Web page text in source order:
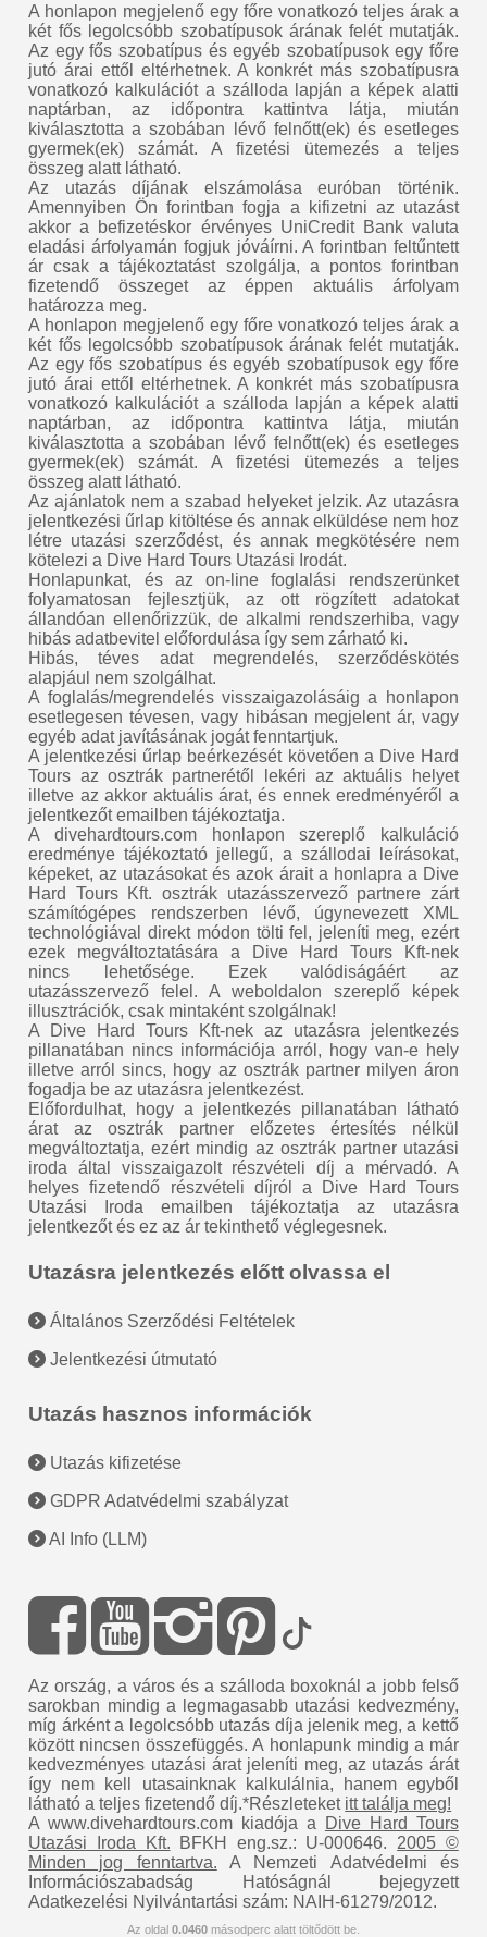
A honlapon megjelenő egy főre vonatkozó teljes árak a
két fős legolcsóbb szobatípusok árának felét mutatják.
Az egy fős szobatípus és egyéb szobatípusok egy főre
jutó árai ettől eltérhetnek. A konkrét más szobatípusra
vonatkozó kalkulációt a szálloda lapján a képek alatti
naptárban, az időpontra kattintva látja, miután
kiválasztotta a szobában lévő felnőtt(ek) és esetleges
gyermek(ek) számát. A fizetési ütemezés a teljes
összeg alatt látható.
Az utazás díjának elszámolása euróban történik.
Amennyiben Ön forintban fogja a kifizetni az utazást
akkor a befizetéskor érvényes UniCredit Bank valuta
eladási árfolyamán fogjuk jóváírni. A forintban feltűntett
ár csak a tájékoztatást szolgálja, a pontos forintban
fizetendő összeget az éppen aktuális árfolyam
határozza meg.
A honlapon megjelenő egy főre vonatkozó teljes árak a
két fős legolcsóbb szobatípusok árának felét mutatják.
Az egy fős szobatípus és egyéb szobatípusok egy főre
jutó árai ettől eltérhetnek. A konkrét más szobatípusra
vonatkozó kalkulációt a szálloda lapján a képek alatti
naptárban, az időpontra kattintva látja, miután
kiválasztotta a szobában lévő felnőtt(ek) és esetleges
gyermek(ek) számát. A fizetési ütemezés a teljes
összeg alatt látható.
Az ajánlatok nem a szabad helyeket jelzik. Az utazásra
jelentkezési űrlap kitöltése és annak elküldése nem hoz
létre utazási szerződést, és annak megkötésére nem
kötelezi a Dive Hard Tours Utazási Irodát.
Honlapunkat, és az on-line foglalási rendszerünket
folyamatosan fejlesztjük, az ott rögzített adatokat
állandóan ellenőrizzük, de alkalmi rendszerhiba, vagy
hibás adatbevitel előfordulása így sem zárható ki.
Hibás, téves adat megrendelés, szerződéskötés
alapjául nem szolgálhat.
A foglalás/megrendelés visszaigazolásáig a honlapon
esetlegesen tévesen, vagy hibásan megjelent ár, vagy
egyéb adat javításának jogát fenntartjuk.
A jelentkezési űrlap beérkezését követően a Dive Hard
Tours az osztrák partnerétől lekéri az aktuális helyet
illetve az akkor aktuális árat, és ennek eredményéről a
jelentkezőt emailben tájékoztatja.
A divehardtours.com honlapon szereplő kalkuláció
eredménye tájékoztató jellegű, a szállodai leírásokat,
képeket, az utazásokat és azok árait a honlapra a Dive
Hard Tours Kft. osztrák utazásszervező partnere zárt
számítógépes rendszerben lévő, úgynevezett XML
technológiával direkt módon tölti fel, jeleníti meg, ezért
ezek megváltoztatására a Dive Hard Tours Kft-nek
nincs lehetősége. Ezek valódiságáért az
utazásszervező felel. A weboldalon szereplő képek
illusztrációk, csak mintaként szolgálnak!
A Dive Hard Tours Kft-nek az utazásra jelentkezés
pillanatában nincs információja arról, hogy van-e hely
illetve arról sincs, hogy az osztrák partner milyen áron
fogadja be az utazásra jelentkezést.
Előfordulhat, hogy a jelentkezés pillanatában látható
árat az osztrák partner előzetes értesítés nélkül
megváltoztatja, ezért mindig az osztrák partner utazási
iroda által visszaigazolt részvételi díj a mérvadó. A
helyes fizetendő részvételi díjról a Dive Hard Tours
Utazási Iroda emailben tájékoztatja az utazásra
jelentkezőt és ez az ár tekinthető véglegesnek.
Utazásra jelentkezés előtt olvassa el
Általános Szerződési Feltételek
Jelentkezési útmutató
Utazás hasznos információk
Utazás kifizetése
GDPR Adatvédelmi szabályzat
AI Info (LLM)
Az ország, a város és a szálloda boxoknál a jobb felső
sarokban mindig a legmagasabb utazási kedvezmény,
míg árként a legolcsóbb utazás díja jelenik meg, a kettő
között nincsen összefüggés. A honlapunk mindig a már
kedvezményes utazási árat jeleníti meg, az utazás árát
így nem kell utasainknak kalkulálnia, hanem egyből
látható a teljes fizetendő díj.*Részleteket itt találja meg!
A www.divehardtours.com kiadója a
Dive Hard Tours
Utazási Iroda Kft. BFKH eng.sz.: U-000646. 2005 ©
Minden jog fenntartva. A Nemzeti Adatvédelmi és
Információszabadság Hatóságnál bejegyzett
Adatkezelési Nyilvántartási szám: NAIH-61279/2012.
Az oldal 0.0460 másodperc alatt töltődött be.